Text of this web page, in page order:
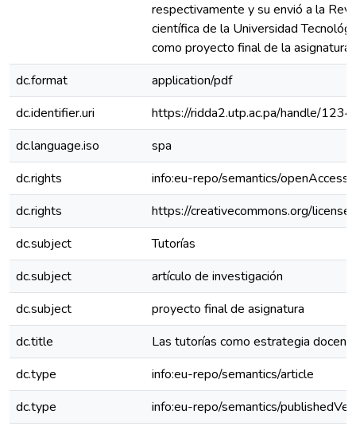
respectivamente y su envió a la
científica de la Universidad
como proyecto final de la asignatura.
dc.format
application/pdf
dc.identifier.uri
https://ridda2.utp.ac.pa/handle/
dc.language.iso
spa
dc.rights
info:eu-repo/semantics/openAccess
dc.rights
https://creativecommons.org/
dc.subject
Tutorías
dc.subject
artículo de investigación
dc.subject
proyecto final de asignatura
dc.title
Las tutorías como estrategia
dc.type
info:eu-repo/semantics/article
dc.type
info:eu-repo/semantics/